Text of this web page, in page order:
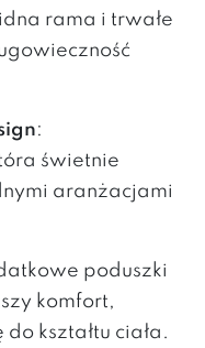
rama i trwałe
:
świetnie
aranżacjami
poduszki
komfort,
kształtu ciała.